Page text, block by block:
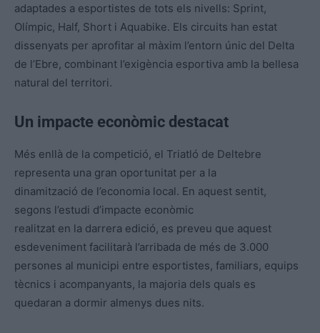
adaptades a esportistes de tots els nivells: Sprint,
Olímpic, Half, Short i Aquabike. Els circuits han estat
dissenyats per aprofitar al màxim l’entorn únic del Delta
de l’Ebre, combinant l’exigència esportiva amb la bellesa
natural del territori.
Un impacte econòmic destacat
Més enllà de la competició, el Triatló de Deltebre
representa una gran oportunitat per a la
dinamització de l’economia local. En aquest sentit,
segons l’estudi d’impacte econòmic
realitzat en la darrera edició, es preveu que aquest
esdeveniment facilitarà l’arribada de més de 3.000
persones al municipi entre esportistes, familiars, equips
tècnics i acompanyants, la majoria dels quals es
quedaran a dormir almenys dues nits.